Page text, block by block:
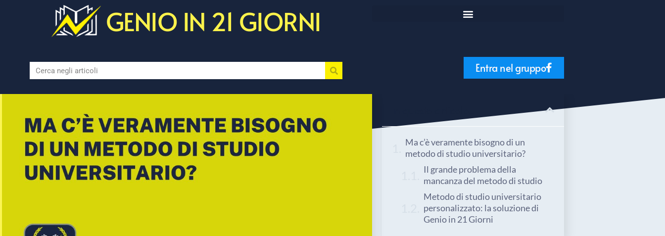
GENIO IN 21 GIORNI
Entra nel gruppo
Ma c’è veramente bisogno di un
metodo di studio universitario?
Il grande problema della
mancanza del metodo di studio
Metodo di studio universitario
personalizzato: la soluzione di
Genio in 21 Giorni